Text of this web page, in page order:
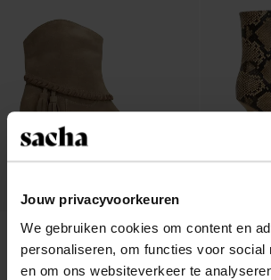
Jouw privacyvoorkeuren
We gebruiken cookies om content en
personaliseren, om functies voor social
en om ons websiteverkeer te
Beige leren western laarsjes
147.00
58.80
Snake
40.00